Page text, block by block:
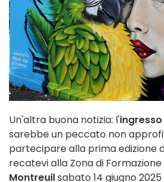
Un'altra buona notizia: l'
sarebbe un peccato non
partecipare alla prima edizione
recatevi alla Zona di
Montreuilsabato 14 giugno